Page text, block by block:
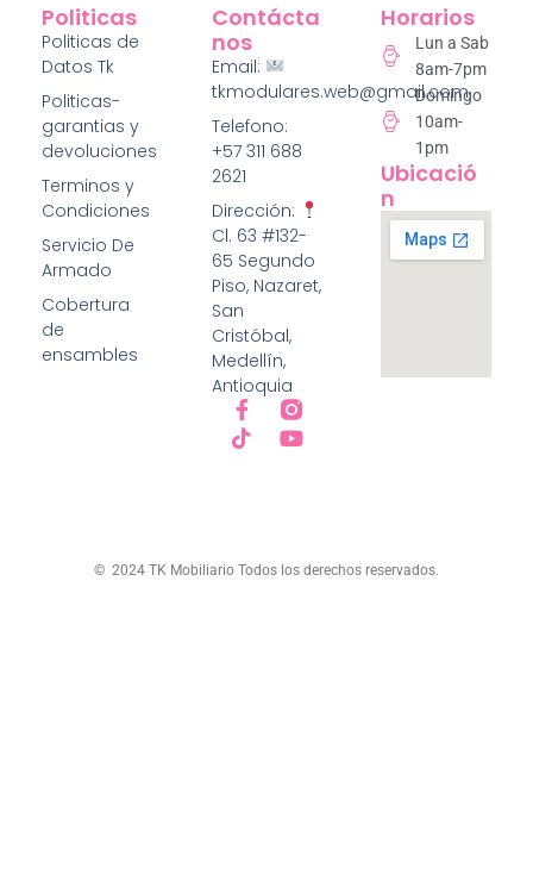
Politicas
Politicas de
Datos Tk
Politicas-
garantias y
devoluciones
Terminos y
Condiciones
Servicio De
Armado
Cobertura
de
ensambles
Contácta
Nos
Email:
tkmodulares.web@gmail.com
Telefono:
+57 311 688
2621
Dirección:
Cl. 63 #132-
65 Segundo
Piso, Nazaret,
San
Cristóbal,
Medellín,
Antioquia
Horarios
Lun a Sab
8am-7pm
Domingo
10am-
1pm
Ubicació
N
© 2024 TK Mobiliario Todos los derechos reservados.